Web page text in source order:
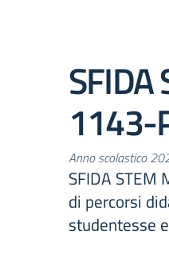
1143-
Anno scolastico
SFIDA
di percorsi
studentesse